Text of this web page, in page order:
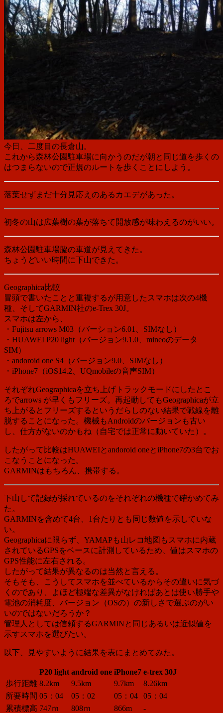
今日、二度目の長倉山。
これから森林公園駐車場に向かうのだが朝と同じ道を歩くの
はつまらないので正規のルートを歩くことにしよう。
落葉せずまだ十分見応えのあるカエデがあった。
初冬の山は広葉樹の葉が落ちて開放感が味わえるのがいい。
森林公園駐車場脇の車道が見えてきた。
ちょうどいい時間に下山できた。
Geographica比較
冒頭で書いたことと重複するが用意したスマホは次の4機
種、そしてGARMIN社のe-Trex 30J。
スマホは左から、
・Fujitsu arrows M03（バーション6.01、SIMなし）
・HUAWEI P20 light（バージョン9.1.0、mineoのデータ
SIM）
・andoroid one S4（バージョン9.0、SIMなし）
・iPhone7（iOS14.2、UQmobileの音声SIM）
それぞれGeographicaを立ち上げトラックモードにしたとこ
ろでarrows が早くもフリーズ。再起動してもGeographicaが立
ち上がるとフリーズするというだらしのない結果で戦線を離
脱することになった。機械もAndroidのバージョンも古い
し、仕方がないのかもね（自宅では正常に動いていた）。
したがって比較はHUAWEIとandoroid oneとiPhone7の3台でお
こなうことになった。
GARMINはもちろん、携帯する。
下山して記録が採れているのをそれぞれの機種で確かめてみ
た。
GARMINを含めて4台、1台たりとも同じ数値を示していな
い。
Geographicaに限らず、YAMAPも山レコ地図もスマホに内蔵
されているGPSをベースに計測しているため、値はスマホの
GPS性能に左右される。
したがって結果が異なるのは当然と言える。
そもそも、こうしてスマホを並べているからその違いに気づ
くのであり、よほど極端な差異がなければあとは使い勝手や
電池の消耗度、バージョン（OSの）の新しさで選ぶのがい
いのではないだろうか？
管理人としては信頼するGARMINと同じあるいは近似値を
示すスマホを選びたい。
以下、見やすいように結果を表にまとめてみた。
P20 light android one iPhone7 e-trex 30J
歩行距離 8.2km 9.5km 9.7km
8.26km
所要時間 05：04 05：02 05：04
05：04
累積標高 747ｍ 808ｍ 866m
-